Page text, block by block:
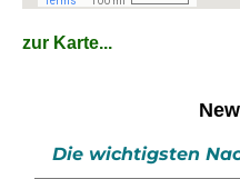
zur Karte...
Die wichtigsten